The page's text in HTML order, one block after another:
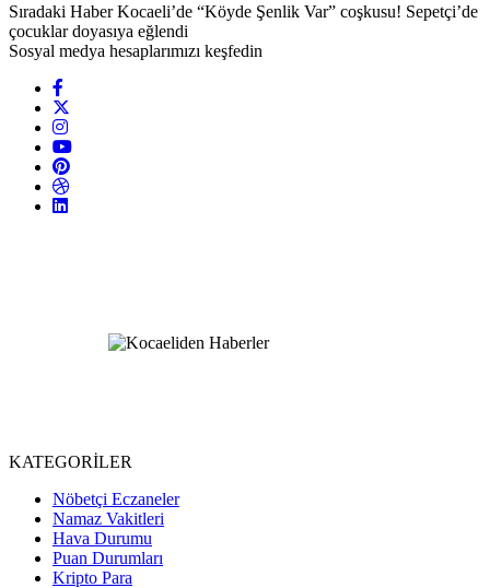
Sıradaki Haber Kocaeli’de “Köyde Şenlik Var” coşkusu! Sepetçi’de
çocuklar doyasıya eğlendi
Sosyal medya hesaplarımızı keşfedin
KATEGORİLER
Nöbetçi Eczaneler
Namaz Vakitleri
Hava Durumu
Puan Durumları
Kripto Para